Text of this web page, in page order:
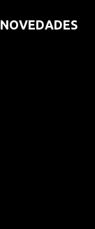
NOVEDADES